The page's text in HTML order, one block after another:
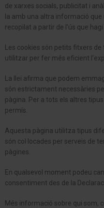
de xarxes socials, publicitat i
la amb una altra informació
recopilat a partir de l’ús que
Les cookies són petits fitxers
utilitzar per fer més eficient
La llei afirma que podem
són estrictament necessàries
pàgina. Per a tots els altres
permís.
Aquesta pàgina utilitza tipus
són col·locades per serveis de
pàgines.
En qualsevol moment podeu
consentiment des de la
Més informació sobre qui som,